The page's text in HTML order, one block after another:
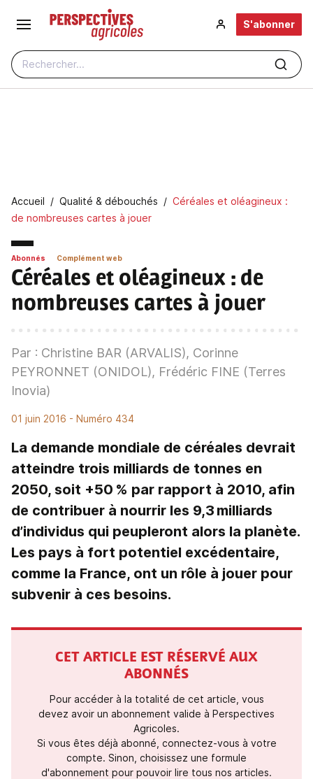
Aller au contenu principal
Rechercher...
S'abonner
Fil d'Ariane
Accueil Qualité & débouchés
Céréales et oléagineux :
de nombreuses cartes à jouer
Abonnés Complément web
Céréales et oléagineux : de
nombreuses cartes à jouer
Par : Christine BAR (ARVALIS), Corinne
PEYRONNET (ONIDOL), Frédéric FINE (Terres
Inovia)
01 juin 2016 - Numéro 434
La demande mondiale de céréales devrait
atteindre trois milliards de tonnes en
2050, soit +50 % par rapport à 2010, afin
de contribuer à nourrir les 9,3 milliards
d’individus qui peupleront alors la planète.
Les pays à fort potentiel excédentaire,
comme la France, ont un rôle à jouer pour
subvenir à ces besoins.
CET ARTICLE EST RÉSERVÉ AUX
ABONNÉS
Pour accéder à la totalité de cet article, vous
devez avoir un abonnement valide à Perspectives
Agricoles.
Si vous êtes déjà abonné, connectez-vous à votre
compte. Sinon, choisissez une formule
d'abonnement pour pouvoir lire tous nos articles.